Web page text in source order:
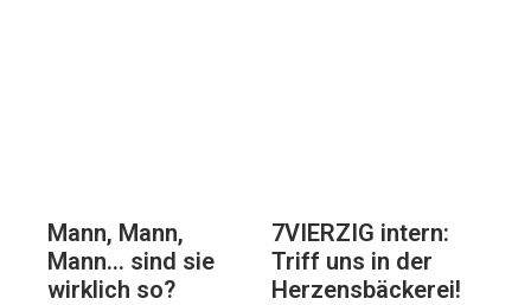
Mann, Mann,
Mann… sind sie
wirklich so?
7VIERZIG intern:
Triff uns in der
Herzensbäckerei!